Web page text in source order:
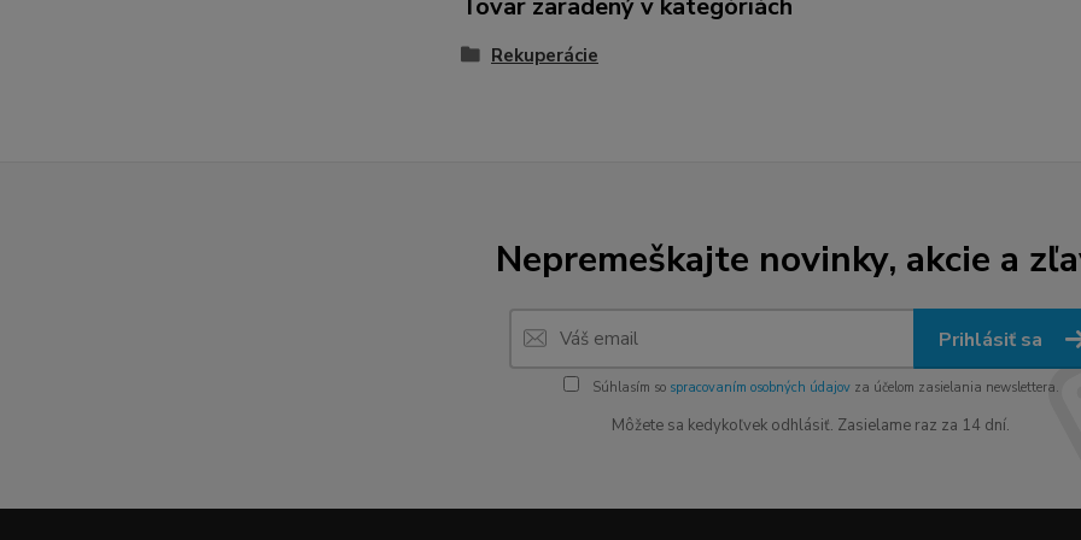
Tovar zaradený v kategóriách
Rekuperácie
Nepremeškajte novinky, akcie a
Prihlásiť sa
Súhlasím so spracovaním osobných údajovza účelom zasielania newslettera.
Môžete sa kedykoľvek odhlásiť. Zasielame raz za 14 dní.